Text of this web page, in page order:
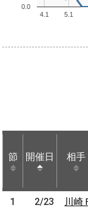
4.1 5.1
0.0
節 開催日 相手
節 開催日 相手
1 2/23 川崎
節 開催日 相手
1 2/23
川崎